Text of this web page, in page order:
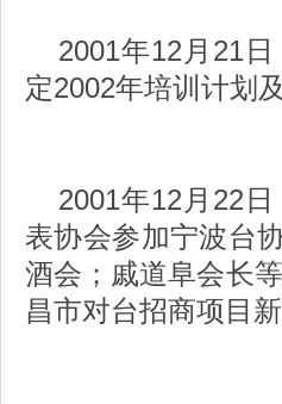
2001年12月21
定2002年培训计划
2001年12月22
表协会参加宁波台
酒会；戚道阜会长
昌市对台招商项目新